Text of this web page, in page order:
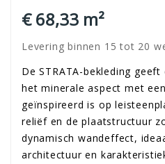
€ 68,33 m²
Levering binnen 15 tot 20
De STRATA-bekleding
het minerale aspect met
geïnspireerd is op
reliëf en de plaatstructuur
dynamisch wandeffect,
architectuur en